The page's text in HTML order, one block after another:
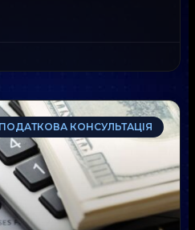
ПОДАТКОВА КОНСУЛЬТАЦІЯ